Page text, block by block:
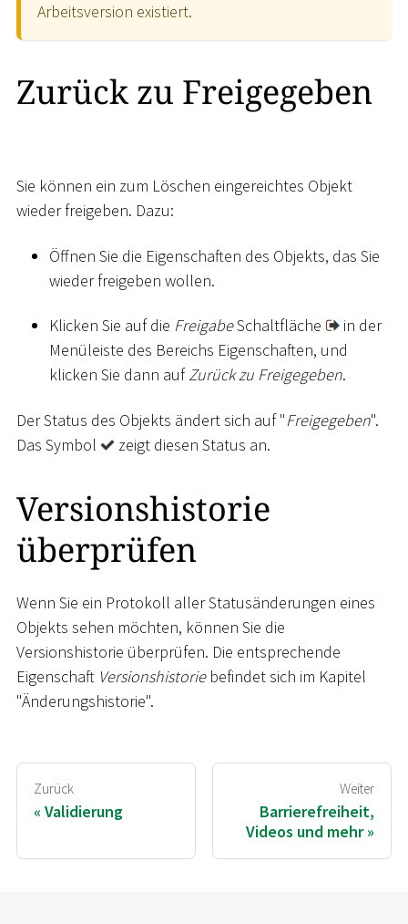
Arbeitsversion existiert.
Zurück zu Freigegeben
Sie können ein zum Löschen eingereichtes Objekt
wieder freigeben. Dazu:
Öffnen Sie die Eigenschaften des Objekts, das Sie
wieder freigeben wollen.
Klicken Sie auf die FreigabeSchaltfläche
in der
Menüleiste des Bereichs Eigenschaften, und
klicken Sie dann aufZurück zu Freigegeben.
Der Status des Objekts ändert sich auf "Freigegeben".
Das Symbol
zeigt diesen Status an.
Versionshistorie
überprüfen
Wenn Sie ein Protokoll aller Statusänderungen eines
Objekts sehen möchten, können Sie die
Versionshistorie überprüfen. Die entsprechende
Eigenschaft Versionshistoriebefindet sich im Kapitel
"Änderungshistorie".
Zurück
Validierung
Weiter
Barrierefreiheit,
Videos und mehr